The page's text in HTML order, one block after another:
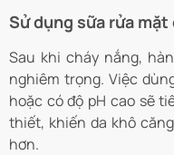
Sử dụng sữa rửa
Sau khi cháy nắng,
nghiêm trọng. Việc
hoặc có độ pH cao sẽ
thiết, khiến da khô
hơn.